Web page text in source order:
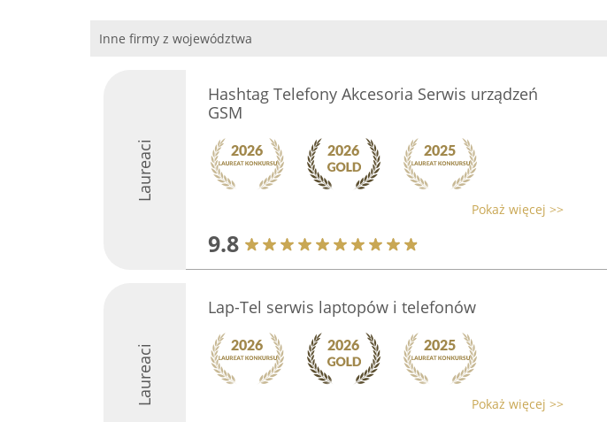
Inne firmy z województwa
Laureaci
Hashtag Telefony Akcesoria Serwis urządzeń
GSM
Pokaż więcej >>
9.8
Laureaci
Lap-Tel serwis laptopów i telefonów
Pokaż więcej >>